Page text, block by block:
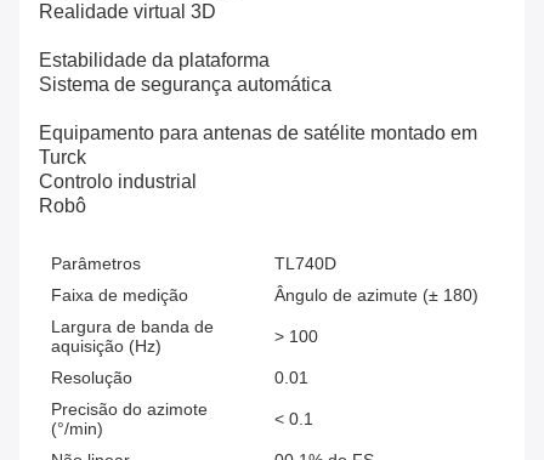
Realidade virtual 3D
Estabilidade da plataforma
Sistema de segurança automática
Equipamento para antenas de satélite montado em
Turck
Controlo industrial
Robô
Parâmetros
TL740D
Faixa de medição
Ângulo de azimute (± 180)
Largura de banda de
aquisição (Hz)
> 100
Resolução
0.01
Precisão do azimote
(°/min)
< 0.1